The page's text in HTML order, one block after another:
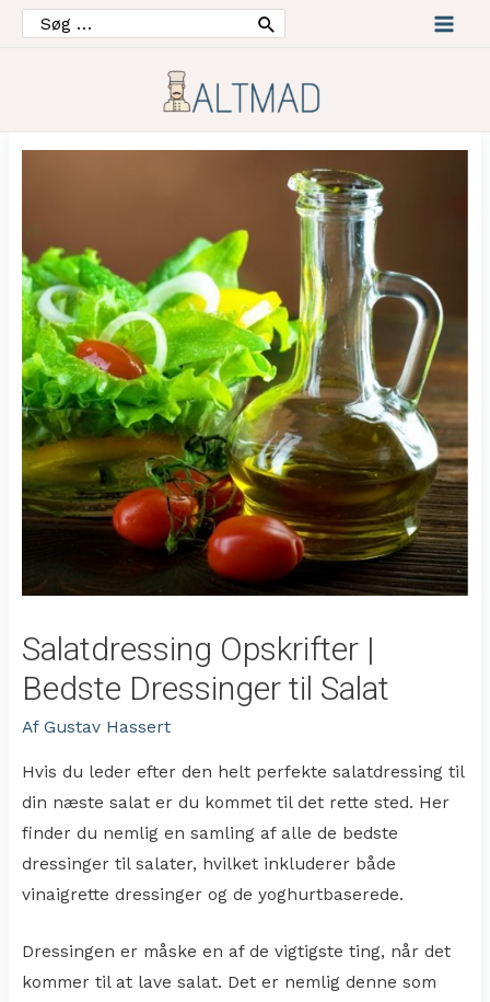
Søg
efter:
Salatdressing Opskrifter |
Bedste Dressinger til Salat
AfGustav Hassert
Hvis du leder efter den helt perfekte salatdressing til
din næste salat er du kommet til det rette sted. Her
finder du nemlig en samling af alle de bedste
dressinger til salater, hvilket inkluderer både
vinaigrette dressinger og de yoghurtbaserede.
Dressingen er måske en af de vigtigste ting, når det
kommer til at lave salat. Det er nemlig denne som